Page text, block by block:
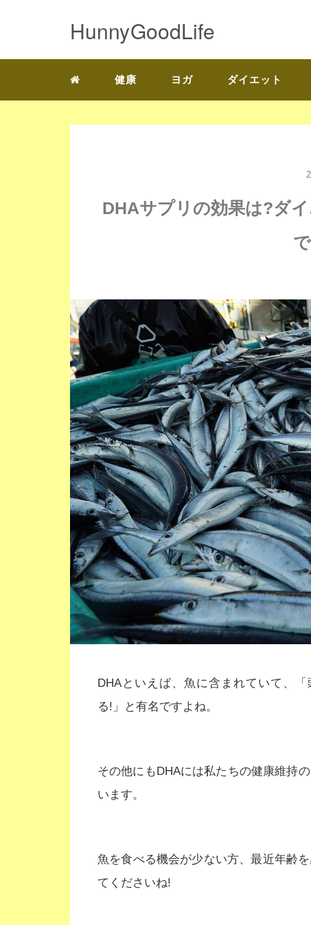
HunnyGoodLife
健康 ヨガ ダイエット
DHAサプリの効果は?ダ
DHAといえば、魚に含まれていて、
る!」と有名ですよね。
その他にもDHAには私たちの健康維持
います。
魚を食べる機会が少ない方、最近年齢
てくださいね!